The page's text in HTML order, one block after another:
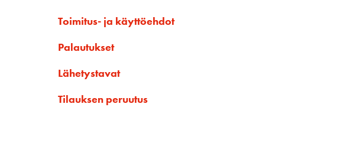
Toimitus- ja käyttöehdot
Palautukset
Lähetystavat
Tilauksen peruutus